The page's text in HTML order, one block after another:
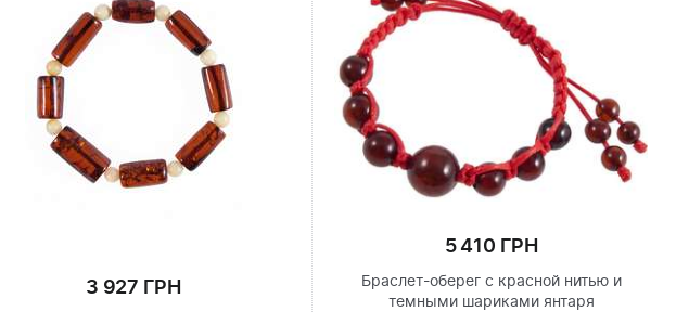
3 927 ГРН
5 410 ГРН
Браслет-оберег с красной нитью и
темными шариками янтаря